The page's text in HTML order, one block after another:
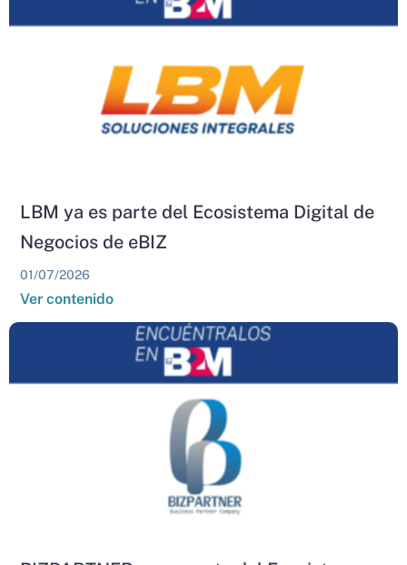
LBM ya es parte del Ecosistema Digital de
Negocios de eBIZ
01/07/2026
Ver contenido